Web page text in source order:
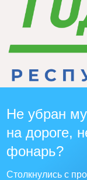
Не убран
на дороге,
фонарь?
Столкнулись с